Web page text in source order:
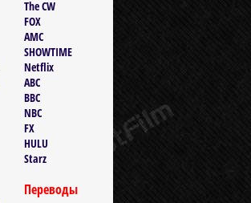
The CW
FOX
AMC
SHOWTIME
Netflix
ABC
BBC
NBC
FX
HULU
Starz
Переводы